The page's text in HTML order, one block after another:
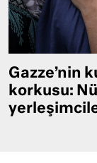
Gazze’nin
korkusu: